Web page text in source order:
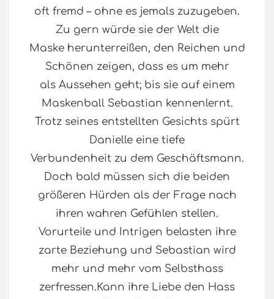
oft fremd – ohne es jemals zuzugeben.
Zu gern würde sie der Welt die
Maske herunterreißen, den Reichen und
Schönen zeigen, dass es um mehr
als Aussehen geht; bis sie auf einem
Maskenball Sebastian kennenlernt.
Trotz seines entstellten Gesichts spürt
Danielle eine tiefe
Verbundenheit zu dem Geschäftsmann.
Doch bald müssen sich die beiden
größeren Hürden als der Frage nach
ihren wahren Gefühlen stellen.
Vorurteile und Intrigen belasten ihre
zarte Beziehung und Sebastian wird
mehr und mehr vom Selbsthass
zerfressen.Kann ihre Liebe den Hass